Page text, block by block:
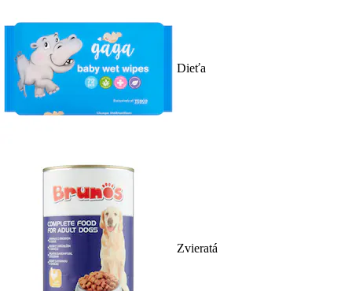
Dieťa
Zvieratá